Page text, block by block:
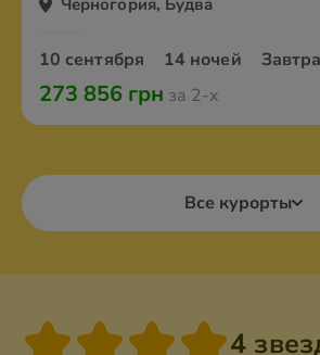
Черногория, Будва
10 сентября 14 ночей
273 856 грн за 2-х
Все курорты
4